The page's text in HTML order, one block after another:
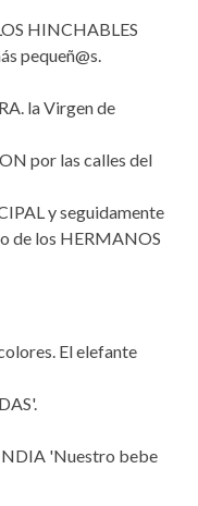
HINCHABLES
pequeñ@s.
la Virgen de
por las calles del
y seguidamente
de los HERMANOS
El elefante
'Nuestro bebe